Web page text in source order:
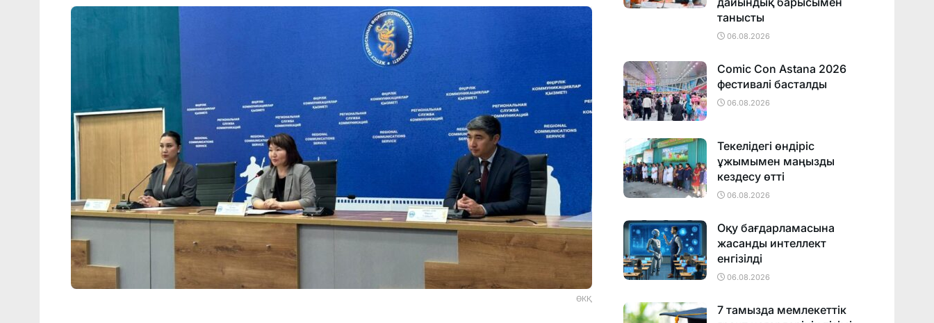
ӨКҚ
танысты
06.08.2026
Comic Con Astana 2026
фестивалi басталды
06.08.2026
Текелідегі өндіріс
ұжымымен маңызды
кездесу өтті
06.08.2026
Оқу бағдарламасына
жасанды интеллект
енгізілді
06.08.2026
7 тамызда мемлекеттік